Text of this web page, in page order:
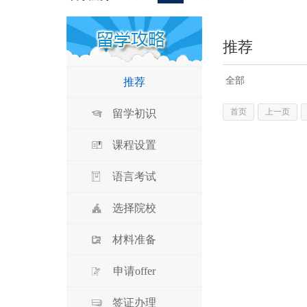
推荐
留学初识
课程设置
语言考试
选择院校
材料准备
申请offer
签证办理
推荐
全部
上一页
首页